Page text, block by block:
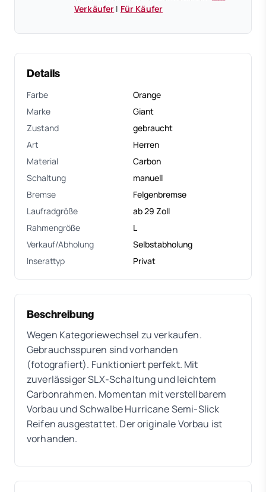
Verkäufer | Für Käufer
Details
Farbe
Orange
Marke
Giant
Zustand
gebraucht
Art
Herren
Material
Carbon
Schaltung
manuell
Bremse
Felgenbremse
Laufradgröße
ab 29 Zoll
Rahmengröße
L
Verkauf/Abholung
Selbstabholung
Inserattyp
Privat
Beschreibung
Wegen Kategoriewechsel zu verkaufen.
Gebrauchsspuren sind vorhanden
(fotografiert). Funktioniert perfekt. Mit
zuverlässiger SLX-Schaltung und leichtem
Carbonrahmen. Momentan mit verstellbarem
Vorbau und Schwalbe Hurricane Semi-Slick
Reifen ausgestattet. Der originale Vorbau ist
vorhanden.